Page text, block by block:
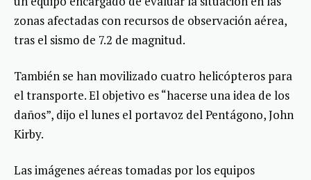
zonas afectadas con recursos de observación aérea,
tras el sismo de 7.2 de magnitud.
También se han movilizado cuatro helicópteros para
el transporte. El objetivo es “hacerse una idea de los
daños”, dijo el lunes el portavoz del Pentágono, John
Kirby.
Las imágenes aéreas tomadas por los equipos